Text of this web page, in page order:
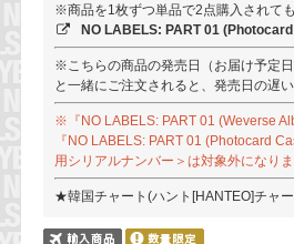
※商品を1枚ずつ単品で2点購入されて
NO LABELS: PART 01
※こちらの商品の発売日（お届け予定日
と一緒にご注文されると、発売日の遅
※『NO LABELS: PART 01 (Weverse
『NO LABELS: PART 01 (Photocard
用シリアルナンバー＞は対象外になり
★韓国チャート(ハント[HANTEO]チャ